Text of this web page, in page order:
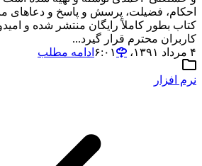
احکام، فضیلت، پرسش و پاسخ و دعاهای
کتاب بطور کاملاً رایگان منتشر شده و
کاربران محترم قرار گیرد...
۴ مرداد ۱۳۹۱،‏ ۶:۰۱
ادامه مطلب
نرم افزار